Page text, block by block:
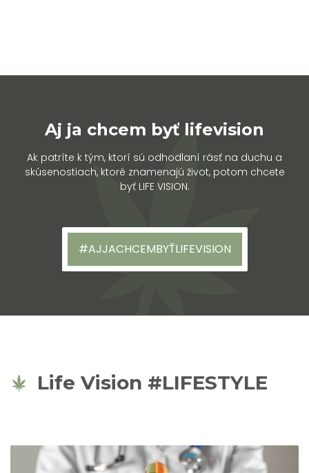
Aj ja chcem byť lifevision
Ak patríte k tým, ktorí sú odhodlaní rásť na duchu a
skúsenostiach, ktoré znamenajú život, potom chcete
byť LIFE VISION.
#AJJACHCEMBYŤLIFEVISION
Life Vision #LIFESTYLE